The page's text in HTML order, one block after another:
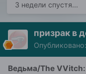
3 недели спустя...
призрак в
Опубликовано:
Ведьма/The